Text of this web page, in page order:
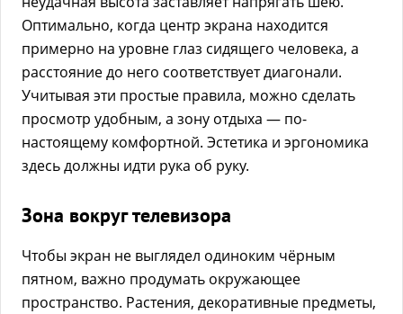
Оптимально, когда центр экрана находится
примерно на уровне глаз сидящего человека, а
расстояние до него соответствует диагонали.
Учитывая эти простые правила, можно сделать
просмотр удобным, а зону отдыха — по-
настоящему комфортной. Эстетика и эргономика
здесь должны идти рука об руку.
Зона вокруг телевизора
Чтобы экран не выглядел одиноким чёрным
пятном, важно продумать окружающее
пространство. Растения, декоративные предметы,